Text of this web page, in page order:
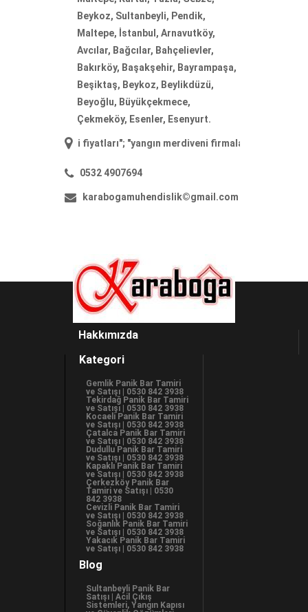
Beykoz, Sultanbeyli, Pendik,
Maltepe, İstanbul, Arnavutköy,
Avcılar, Bağcılar, Bahçelievler,
Bakırköy, Başakşehir, Bayrampaşa,
Beşiktaş, Beykoz, Beylikdüzü,
Beyoğlu, Büyükçekmece,
Çekmeköy, Esenler, Esenyurt.
fiyatları"; " yangın merdiveni firmaları"; "yangın merdiveni
0532 4907694
karabogamuhendislik©gmail.com
Hakkımızda
Kategori
Gemlik Panik Bar Tamiri
ve Satışı | 0530 842 3938
Tekirdağ Panik Bar Tamiri
ve Satışı | 0530 842 3938
Kocaeli Panik Bar Tamiri
ve Satışı | 0530 842 3938
Çatalca Panik Bar Tamiri
ve Satışı | 0530 842 3938
Dudullu Panik Bar Tamiri
ve Satışı | 0530 842 3938
Kapaklı Panik Bar Tamiri
ve Satışı | 0530 842 3938
Çerkezköy Panik Bar
Tamiri ve Satışı | 0530
842 3938
Cevizli Panik Bar Tamiri
ve Satışı | 0530 842 3938
Soğanlık Panik Bar Tamiri
ve Satışı | 0530 842 3938
Yakacık Panik Bar Tamiri
ve Satışı | 0530 842 3938
Blog
Sultanbeyli Panik Bar
Satışı | Acil Çıkış
Sistemleri, Yangın Kapısı